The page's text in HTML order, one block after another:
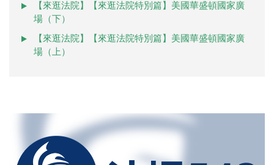
【來逛法院】【來逛法院特別篇】美國華盛頓國家廣
場（下）
【來逛法院】【來逛法院特別篇】美國華盛頓國家廣
場（上）